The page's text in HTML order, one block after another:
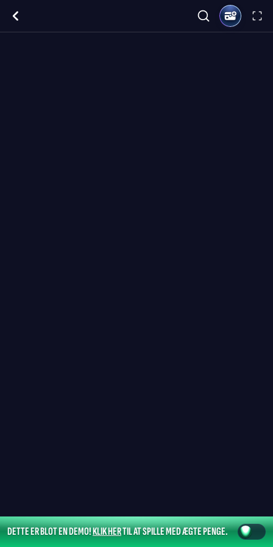
DETTE ER BLOT EN DEMO!KLIK HERTIL AT SPILLE MED ÆGTE PENGE.